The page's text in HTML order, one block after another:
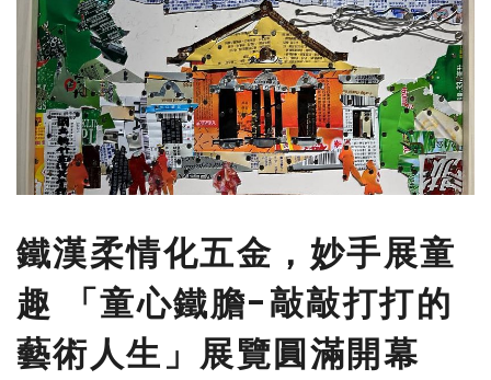
登入
刊登
鐵漢柔情化五金，妙手展童
趣 「童心鐵膽-敲敲打打的
藝術人生」展覽圓滿開幕